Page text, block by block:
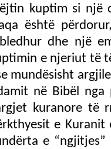
kuptim si një
është
dhe një
e njeriut të
mundësisht
në Bibël
kuranore të
e Kuranit
e